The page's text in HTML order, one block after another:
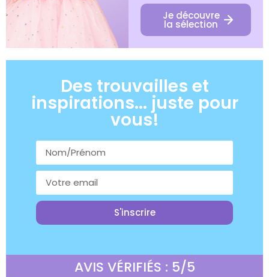
Je découvre
la sélection
Des trouvailles et
inspirations... juste pour
vous!
S'inscrire
AVIS VÉRIFIÉS : 5/5